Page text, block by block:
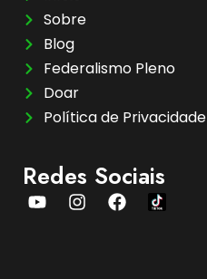
Sobre
Blog
Federalismo Pleno
Doar
Política de Privacidade
Redes Sociais